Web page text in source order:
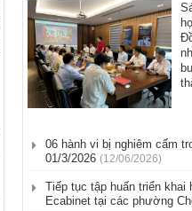
06 hành vi bị nghiêm cấm
01/3/2026 (12/06/2026)
Tiếp tục tập huấn triển khai
Ecabinet tại các phường